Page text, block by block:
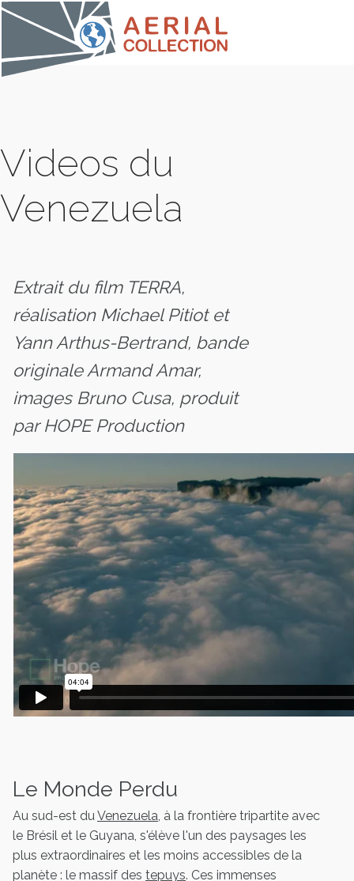
Videos du
Venezuela
Extrait du film TERRA,
réalisation Michael Pitiot et
Yann Arthus-Bertrand, bande
originale Armand Amar,
images Bruno Cusa, produit
par HOPE Production
Le Monde Perdu
Au sud-est duVenezuela, à la frontière tripartite avec
le Brésil et le Guyana, s'élève l'un des paysages les
plus extraordinaires et les moins accessibles de la
planète : le massif des tepuys. Ces immenses